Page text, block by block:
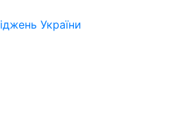
України